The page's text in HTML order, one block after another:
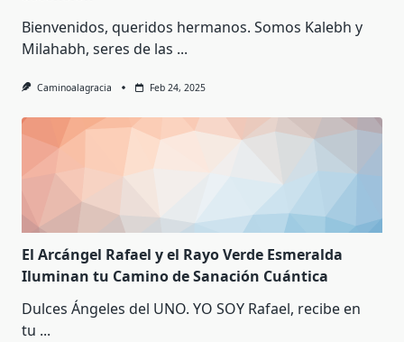
Bienvenidos, queridos hermanos. Somos Kalebh y
Milahabh, seres de las ...
Caminoalagracia Feb 24, 2025
El Arcángel Rafael y el Rayo Verde Esmeralda
Iluminan tu Camino de Sanación Cuántica
Dulces Ángeles del UNO. YO SOY Rafael, recibe en
tu ...